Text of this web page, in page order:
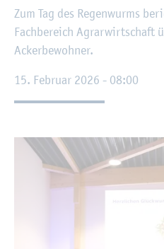
Zum Tag des Re­gen­wurms
Fach­be­reich Agrar­wirt­schaft
Acker­be­woh­ner.
15. Fe­bru­ar 2026 - 08:00